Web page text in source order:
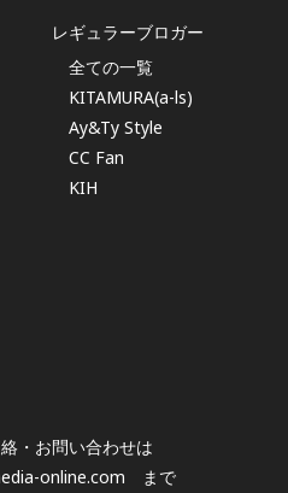
レギュラーブロガー
全ての一覧
KITAMURA(a-ls)
Ay&Ty Style
CC Fan
KIH
・お問い合わせは
online.com まで